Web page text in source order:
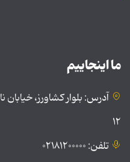
ما اینجاییم
آدرس: بلوار کشاورز،
۱۲
تلفن: ۰۲۱۸۱۲۰۰۰۰۰